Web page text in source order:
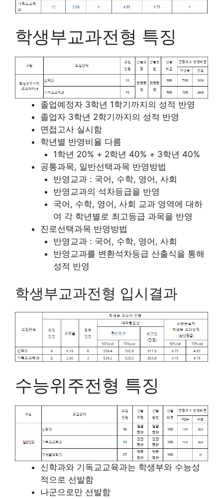
학생부교과전형 특징
졸업예정자 3학년 1학기까지의 성적 반영
졸업자 3학년 2학기까지의 성적 반영
면접고사 실시함
학년별 반영비율 다름
1학년 20% + 2학년 40% + 3학년 40%
공통과목, 일반선택과목 반영방법
반영교과 : 국어, 수학, 영어, 사회
반영교과의 석차등급을 반영
국어, 수학, 영어, 사회 교과 영역에 대하
여 각 학년별로 최고등급 과목을 반영
진로선택과목 반영방법
반영교과 : 국어, 수학, 영어, 사회
반영교과를 변환석차등급 산출식을 통해
성적 반영
학생부교과전형 입시결과
수능위주전형 특징
신학과와 기독교교육과는 학생부와 수능성
적으로 선발함
나군으로만 선발함